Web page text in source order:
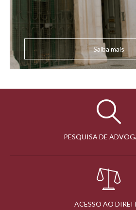
Saiba mais
PESQUISA DE
ACESSO AO